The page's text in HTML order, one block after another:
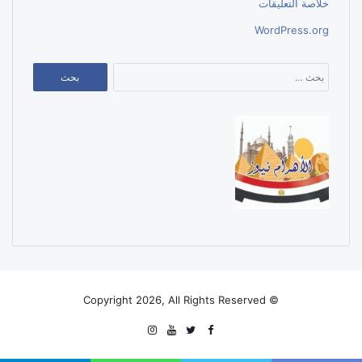
خلاصة التعليقات
WordPress.org
عن:
© Copyright 2026, All Rights Reserved